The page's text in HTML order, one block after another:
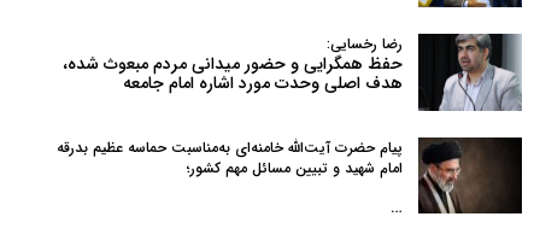
رضا رخسایی:
حفظ همگرایی و حضور میدانی مردم مبعوث شده،
هدف اصلی وحدت مورد اشاره امام جامعه
پیام حضرت آیت‌الله خامنه‌ای به‌مناسبت حماسه عظیم بدرقه
امام شهید و تبیین مسائل مهم کشور؛
…